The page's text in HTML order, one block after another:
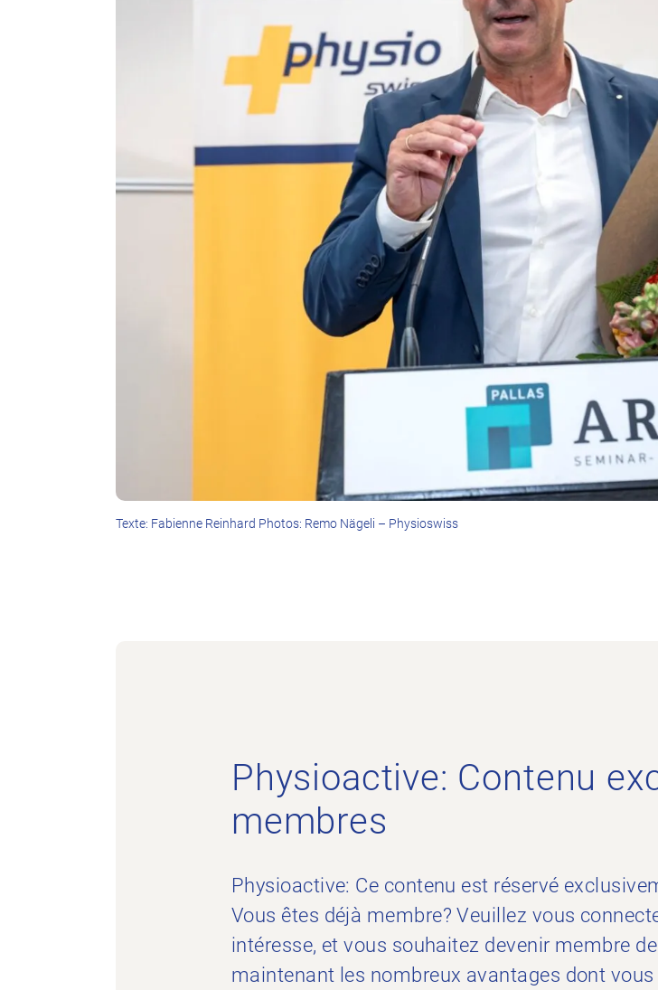
Texte: Fabienne Reinhard Photos: Remo Nägeli – Physioswiss
Physioactive: Contenu
membres
Physioactive: Ce contenu est réservé
Vous êtes déjà membre? Veuillez vous
intéresse, et vous souhaitez devenir membre
maintenant les nombreux avantages dont